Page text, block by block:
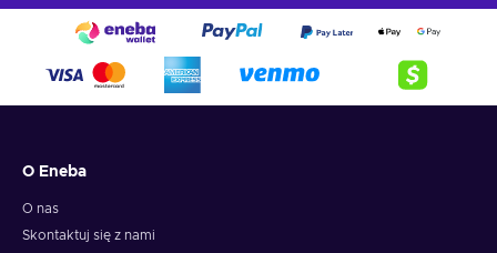
O Eneba
O nas
Skontaktuj się z nami